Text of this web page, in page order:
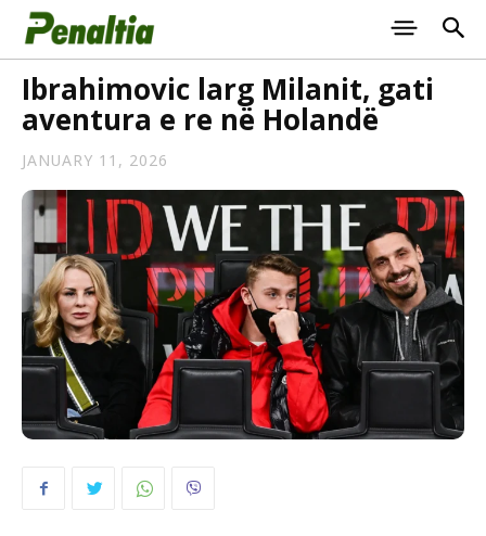
Ibrahimovic larg Milanit, gati
aventura e re në Holandë
JANUARY 11, 2026